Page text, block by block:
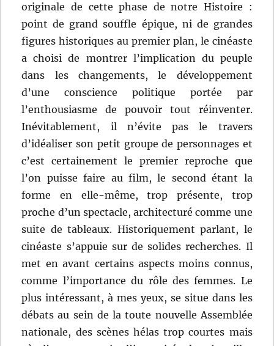
originale de cette phase de notre Histoire :
point de grand souffle épique, ni de grandes
figures historiques au premier plan, le cinéaste
a choisi de montrer l’implication du peuple
dans les changements, le développement
d’une conscience politique portée par
l’enthousiasme de pouvoir tout réinventer.
Inévitablement, il n’évite pas le travers
d’idéaliser son petit groupe de personnages et
c’est certainement le premier reproche que
l’on puisse faire au film, le second étant la
forme en elle-même, trop présente, trop
proche d’un spectacle, architecturé comme une
suite de tableaux. Historiquement parlant, le
cinéaste s’appuie sur de solides recherches. Il
met en avant certains aspects moins connus,
comme l’importance du rôle des femmes. Le
plus intéressant, à mes yeux, se situe dans les
débats au sein de la toute nouvelle Assemblée
nationale, des scènes hélas trop courtes mais